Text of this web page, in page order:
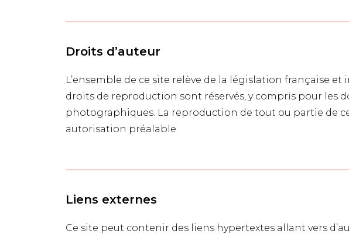
Droits d’auteur
L’ensemble de ce site relève de la législation française
droits de reproduction sont réservés, y compris pour
photographiques. La reproduction de tout ou partie de
autorisation préalable.
Liens externes
Ce site peut contenir des liens hypertextes allant vers